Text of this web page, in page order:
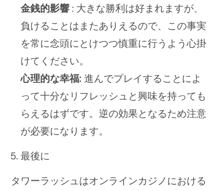
金銭的影響 : 大きな勝利は好まれますが、
負けることはまたありえるので、この事実
を常に念頭にとけつつ慎重に行うよう心掛
けてください。
心理的な幸福:進んでプレイすることによ
って十分なリフレッシュと興味を持っても
らえるはずです。逆の効果となるため注意
が必要になります。
最後に
タワーラッシュはオンラインカジノにおける